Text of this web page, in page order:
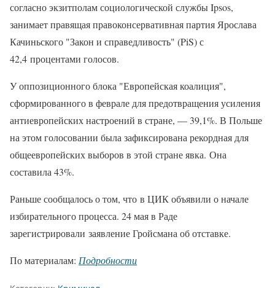
согласно экзитполам социологической службы Ipsos,
занимает правящая правоконсервативная партия Ярослава
Качиньского "Закон и справедливость" (PiS) с
42,4 процентами голосов.
У оппозиционного блока "Европейская коалиция",
сформированного в феврале для предотвращения усиления
антиевропейских настроений в стране, — 39,1%. В Польше
на этом голосовании была зафиксирована рекордная для
общеевропейских выборов в этой стране явка. Она
составила 43%.
Раньше сообщалось о том, что в ЦИК объявили о начале
избирательного процесса. 24 мая в Раде
зарегистрировали заявление Гройсмана об отставке.
По материалам: Подробности